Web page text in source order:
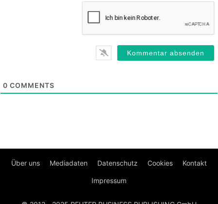
0 COMMENTS
Über uns Mediadaten Datenschutz Cookies Kontakt
Impressum